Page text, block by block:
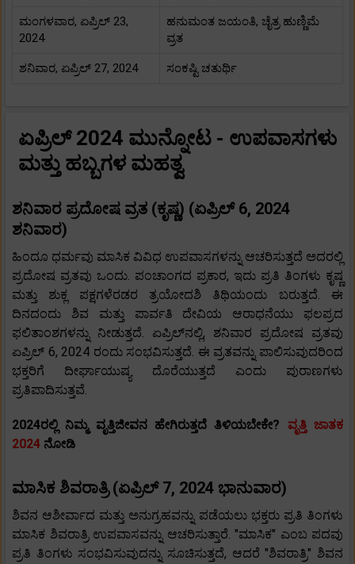
ಮಂಗಳವಾರ, ಏಪ್ರಿಲ್ 23,
2024
ಹನುಮಂತ ಜಯಂತಿ, ಚೈತ್ರ ಹುಣ್ಣಿಮೆ
ವ್ರತ
ಶನಿವಾರ, ಏಪ್ರಿಲ್ 27, 2024 ಸಂಕಷ್ಟಿ ಚತುರ್ಥಿ
ಏಪ್ರಿಲ್ 2024 ಮುನ್ನೋಟ - ಉಪವಾಸಗಳು
ಮತ್ತು ಹಬ್ಬಗಳ ಮಹತ್ವ
ಶನಿವಾರ ಪ್ರದೋಷ ವ್ರತ (ಕೃಷ್ಣ) (ಏಪ್ರಿಲ್ 6, 2024
ಶನಿವಾರ)
ಹಿಂದೂ ಧರ್ಮವು ಮಾಸಿಕ ವಿವಿಧ ಉಪವಾಸಗಳನ್ನು ಆಚರಿಸುತ್ತದೆ ಅದರಲ್ಲಿ
ಪ್ರದೋಷ ವ್ರತವು ಒಂದು. ಪಂಚಾಂಗದ ಪ್ರಕಾರ, ಇದು ಪ್ರತಿ ತಿಂಗಳು ಕೃಷ್ಣ
ಮತ್ತು ಶುಕ್ಲ ಪಕ್ಷಗಳೆರಡರ ತ್ರಯೋದಶಿ ತಿಥಿಯಂದು ಬರುತ್ತದೆ. ಈ
ದಿನದಂದು ಶಿವ ಮತ್ತು ಪಾರ್ವತಿ ದೇವಿಯ ಆರಾಧನೆಯು ಫಲಪ್ರದ
ಫಲಿತಾಂಶಗಳನ್ನು ನೀಡುತ್ತದೆ. ಏಪ್ರಿಲ್‌ನಲ್ಲಿ, ಶನಿವಾರ ಪ್ರದೋಷ ವ್ರತವು
ಏಪ್ರಿಲ್ 6, 2024 ರಂದು ಸಂಭವಿಸುತ್ತದೆ. ಈ ವ್ರತವನ್ನು ಪಾಲಿಸುವುದರಿಂದ
ಭಕ್ತರಿಗೆ ದೀರ್ಘಾಯುಷ್ಯ ದೊರೆಯುತ್ತದೆ ಎಂದು ಪುರಾಣಗಳು
ಪ್ರತಿಪಾದಿಸುತ್ತವೆ.
2024ರಲ್ಲಿ ನಿಮ್ಮ ವೃತ್ತಿಜೀವನ ಹೇಗಿರುತ್ತದೆ ತಿಳಿಯಬೇಕೇ? ವೃತ್ತಿ ಜಾತಕ
2024 ನೋಡಿ
ಮಾಸಿಕ ಶಿವರಾತ್ರಿ (ಏಪ್ರಿಲ್ 7, 2024 ಭಾನುವಾರ)
ಶಿವನ ಆಶೀರ್ವಾದ ಮತ್ತು ಅನುಗ್ರಹವನ್ನು ಪಡೆಯಲು ಭಕ್ತರು ಪ್ರತಿ ತಿಂಗಳು
ಮಾಸಿಕ ಶಿವರಾತ್ರಿ ಉಪವಾಸವನ್ನು ಆಚರಿಸುತ್ತಾರೆ. "ಮಾಸಿಕ" ಎಂಬ ಪದವು
ಪ್ರತಿ ತಿಂಗಳು ಸಂಭವಿಸುವುದನ್ನು ಸೂಚಿಸುತ್ತದೆ, ಆದರೆ "ಶಿವರಾತ್ರಿ" ಶಿವನ